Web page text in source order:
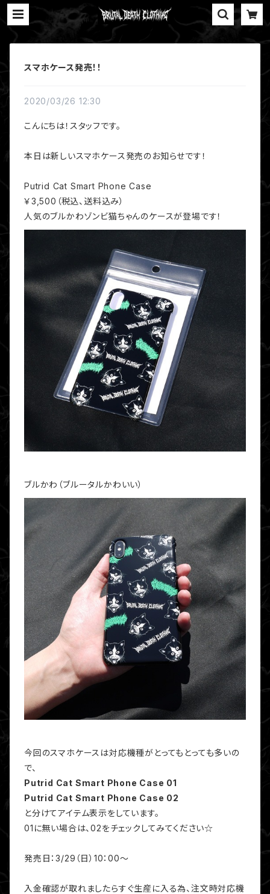
スマホケース発売！！
2020/03/26 12:30
こんにちは！スタッフです。
本日は新しいスマホケース発売のお知らせです！
Putrid Cat Smart Phone Case
￥3,500（税込、送料込み）
人気のブルかわゾンビ猫ちゃんのケースが登場です！
ブルかわ（ブルータルかわいい）
今回のスマホケースは対応機種がとってもとっても多いの
で、
Putrid Cat Smart Phone Case 01
Putrid Cat Smart Phone Case 02
と分けてアイテム表示をしています。
01に無い場合は、02をチェックしてみてください☆
発売日：3/29（日）10：00～
入金確認が取れましたらすぐ生産に入る為、注文時対応機